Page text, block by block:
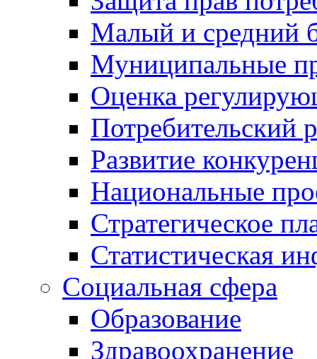
Малый и средний
Муниципальные
Оценка
Потребительский
Развитие
Национальные
Стратегическое
Статистическая
Социальная сфера
Образование
Здравоохранение